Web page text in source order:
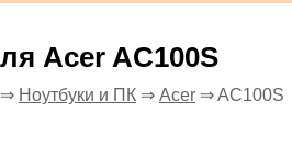
Acer AC100S
⇒ Ноутбуки и ПК ⇒ Acer ⇒ AC100S